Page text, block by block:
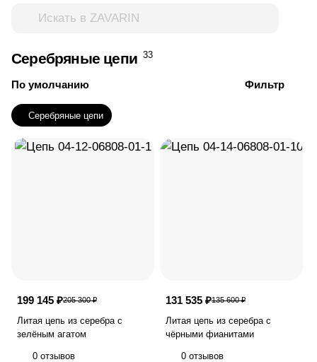
Серебряные цепи 33
По умолчанию Фильтр
Серебряные цепи
199 145 ₽205 300 ₽
Литая цепь из серебра с
зелёным агатом
0 отзывов
131 535 ₽135 600 ₽
Литая цепь из серебра с
чёрными фианитами
0 отзывов